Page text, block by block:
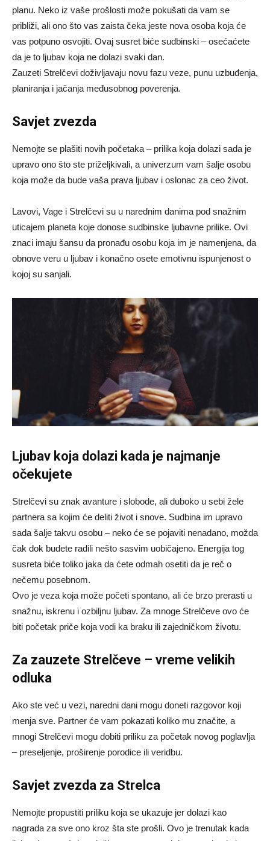
planu. Neko iz vaše prošlosti može pokušati da vam se
približi, ali ono što vas zaista čeka jeste nova osoba koja će
vas potpuno osvojiti. Ovaj susret biće sudbinski – osećaćete
da je to ljubav koja ne dolazi svaki dan.
Zauzeti Strelčevi doživljavaju novu fazu veze, punu uzbuđenja,
planiranja i jačanja međusobnog poverenja.
Savjet zvezda
Nemojte se plašiti novih početaka – prilika koja dolazi sada je
upravo ono što ste priželjkivali, a univerzum vam šalje osobu
koja može da bude vaša prava ljubav i oslonac za ceo život.
Lavovi, Vage i Strelčevi su u narednim danima pod snažnim
uticajem planeta koje donose sudbinske ljubavne prilike. Ovi
znaci imaju šansu da pronađu osobu koja im je namenjena, da
obnove veru u ljubav i konačno osete emotivnu ispunjenost o
kojoj su sanjali.
Ljubav koja dolazi kada je najmanje
očekujete
Strelčevi su znak avanture i slobode, ali duboko u sebi žele
partnera sa kojim će deliti život i snove. Sudbina im upravo
sada šalje takvu osobu – neko će se pojaviti nenadano, možda
čak dok budete radili nešto sasvim uobičajeno. Energija tog
susreta biće toliko jaka da ćete odmah osetiti da je reč o
nečemu posebnom.
Ovo je veza koja može početi spontano, ali će brzo prerasti u
snažnu, iskrenu i ozbiljnu ljubav. Za mnoge Strelčeve ovo će
biti početak priče koja vodi ka braku ili zajedničkom životu.
Za zauzete Strelčeve – vreme velikih
odluka
Ako ste već u vezi, naredni dani mogu doneti razgovor koji
menja sve. Partner će vam pokazati koliko mu značite, a
mnogi Strelčevi mogu dobiti priliku za početak novog poglavlja
– preseljenje, proširenje porodice ili veridbu.
Savjet zvezda za Strelca
Nemojte propustiti priliku koja se ukazuje jer dolazi kao
nagrada za sve ono kroz šta ste prošli. Ovo je trenutak kada